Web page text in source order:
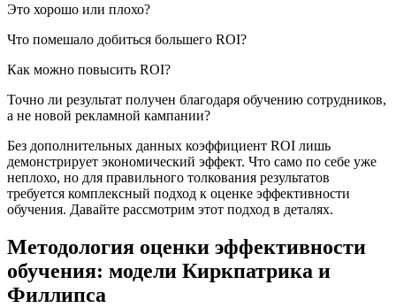
Это хорошо или плохо?
Что помешало добиться большего ROI?
Как можно повысить ROI?
Точно ли результат получен благодаря обучению сотрудников,
а не новой рекламной кампании?
Без дополнительных данных коэффициент ROI лишь
демонстрирует экономический эффект. Что само по себе уже
неплохо, но для правильного толкования результатов
требуется комплексный подход к оценке эффективности
обучения. Давайте рассмотрим этот подход в деталях.
Методология оценки эффективности
обучения: модели Киркпатрика и
Филлипса